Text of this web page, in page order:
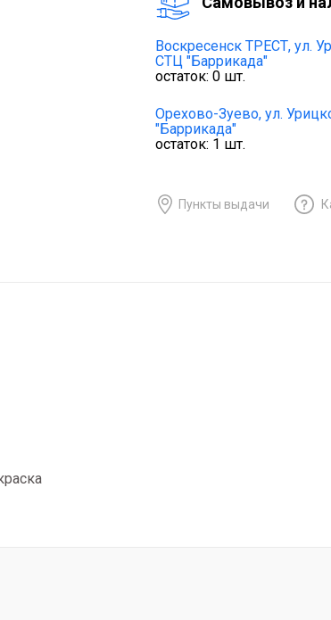
Воскресенск ТРЕСТ, ул.
СТЦ "Баррикада"
остаток: 0 шт.
Орехово-Зуево, ул.
"Баррикада"
остаток: 1 шт.
Пункты выдачи